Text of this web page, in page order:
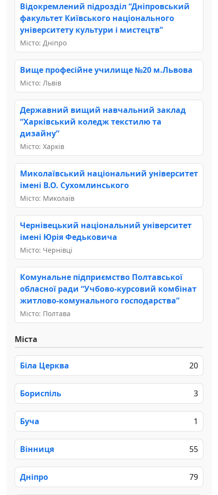
Відокремлений підрозділ “Дніпровський
факультет Київського національного
університету культури і мистецтв”
Місто: Дніпро
Вище професійне училище №20 м.Львова
Місто: Львів
Державний вищий навчальний заклад
“Харківський коледж текстилю та
дизайну”
Місто: Харків
Миколаївський національний університет
імені В.О. Сухомлинського
Місто: Миколаїв
Чернівецький національний університет
імені Юрія Федьковича
Місто: Чернівці
Комунальне підприємство Полтавської
обласної ради “Учбово-курсовий комбінат
житлово-комунального господарства”
Місто: Полтава
Міста
Біла Церква 20
Бориспіль 3
Буча 1
Вінниця 55
Дніпро 79